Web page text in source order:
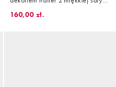
w kolorze ceglastej czerwieni
160,00 zł.